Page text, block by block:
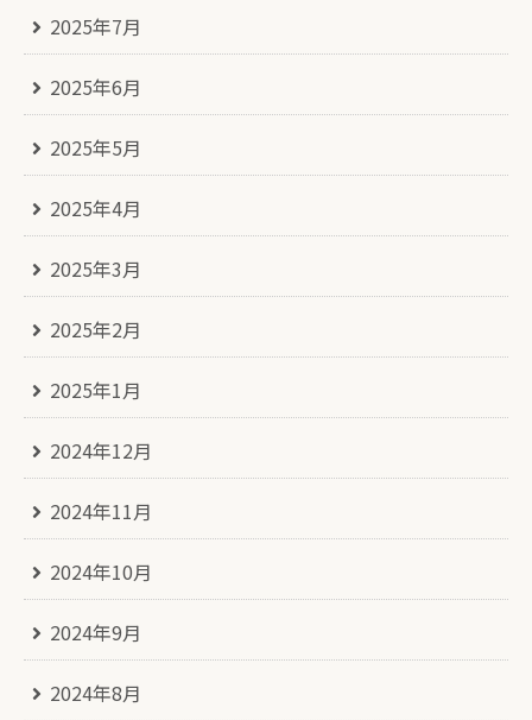
2025年7月
2025年6月
2025年5月
2025年4月
2025年3月
2025年2月
2025年1月
2024年12月
2024年11月
2024年10月
2024年9月
2024年8月